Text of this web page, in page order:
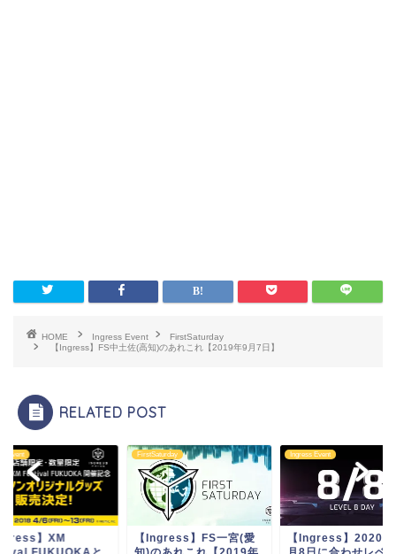
HOME Ingress Event
FirstSaturday
【Ingress】FS中土佐(高知)のあれこれ【2019年9月7日】
RELATED POST
Event
】XM
FirstSaturday
【Ingress】FS一宮(愛
Ingress Event
【Ingress】2020年